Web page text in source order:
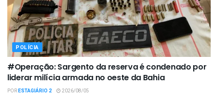
POLÍCIA
#Operação: Sargento da reserva é condenado por
liderar milícia armada no oeste da Bahia
PORESTAGIÁRIO 2 2026/08/05